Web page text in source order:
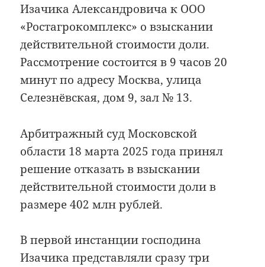
Изачика Александровича к ООО
«Ростагрокомплекс» о взыскании
действительной стоимости доли.
Рассмотрение состоится в 9 часов 20
минут по адресу Москва, улица
Селезнёвская, дом 9, зал № 13.
Арбитражный суд Московской
области 18 марта 2025 года принял
решение отказать в взыскании
действительной стоимости доли в
размере 402 млн рублей.
В первой инстанции господина
Изачика представляли сразу три